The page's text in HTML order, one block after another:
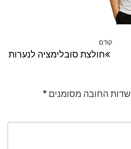
הפוסט
הקודם
קודם
חולצת סובלימציה לנערות
שדות החובה מסומנים *